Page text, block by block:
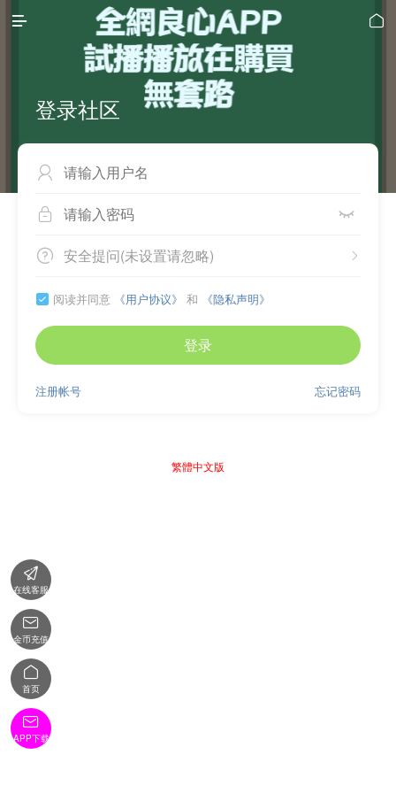
 
登录社区

 
 
安全提问(未设置请忽略)
 阅读并同意 《用户协议》 和 《隐私声明》
登录
忘记密码
注册帐号
繁體中文版

在线客服

金币充值

首页

APP下载